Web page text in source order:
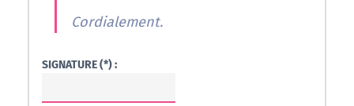
Cordialement.
SIGNATURE (*) :